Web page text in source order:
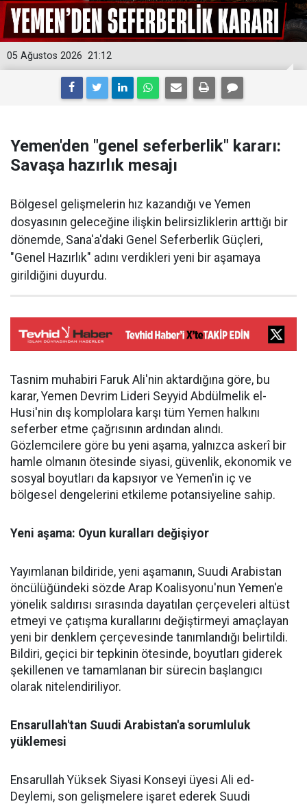
21:12
05 Ağustos 2026
Yemen'den "genel seferberlik" kararı:
Savaşa hazırlık mesajı
Bölgesel gelişmelerin hız kazandığı ve Yemen
dosyasının geleceğine ilişkin belirsizliklerin arttığı bir
dönemde, Sana'a'daki Genel Seferberlik Güçleri,
"Genel Hazırlık" adını verdikleri yeni bir aşamaya
girildiğini duyurdu.
Tasnim muhabiri Faruk Ali'nin aktardığına göre, bu
karar, Yemen Devrim Lideri Seyyid Abdülmelik el-
Husi'nin dış komplolara karşı tüm Yemen halkını
seferber etme çağrısının ardından alındı.
Gözlemcilere göre bu yeni aşama, yalnızca askerî bir
hamle olmanın ötesinde siyasi, güvenlik, ekonomik ve
sosyal boyutları da kapsıyor ve Yemen'in iç ve
bölgesel dengelerini etkileme potansiyeline sahip.
Yeni aşama: Oyun kuralları değişiyor
Yayımlanan bildiride, yeni aşamanın, Suudi Arabistan
öncülüğündeki sözde Arap Koalisyonu'nun Yemen'e
yönelik saldırısı sırasında dayatılan çerçeveleri altüst
etmeyi ve çatışma kurallarını değiştirmeyi amaçlayan
yeni bir denklem çerçevesinde tanımlandığı belirtildi.
Bildiri, geçici bir tepkinin ötesinde, boyutları giderek
şekillenen ve tamamlanan bir sürecin başlangıcı
olarak nitelendiriliyor.
Ensarullah'tan Suudi Arabistan'a sorumluluk
yüklemesi
Ensarullah Yüksek Siyasi Konseyi üyesi Ali ed-
Deylemi, son gelişmelere işaret ederek Suudi